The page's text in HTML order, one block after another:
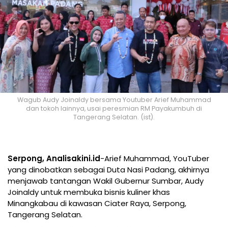
Wagub Audy Joinaldy bersama Youtuber Arief Muhammad
dan tokoh lainnya, usai peresmian RM Payakumbuh di
Tangerang Selatan. (ist).
Serpong, Analisakini.id-Arief Muhammad, YouTuber
yang dinobatkan sebagai Duta Nasi Padang, akhirnya
menjawab tantangan Wakil Gubernur Sumbar, Audy
Joinaldy untuk membuka bisnis kuliner khas
Minangkabau di kawasan Ciater Raya, Serpong,
Tangerang Selatan.